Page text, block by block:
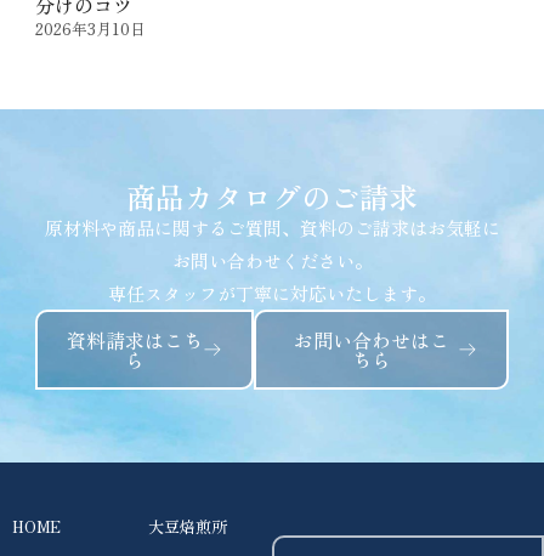
2026年3月10日
商品カタログのご請求
原材料や商品に関するご質問、資料のご請求はお気軽に
お問い合わせください。
専任スタッフが丁寧に対応いたします。
資料請求はこち
ら
お問い合わせはこ
ちら
HOME
大豆焙煎所